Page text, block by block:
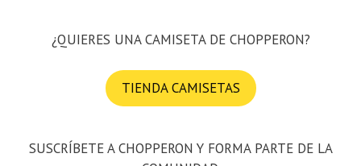
¿QUIERES UNA CAMISETA DE CHOPPERON?
TIENDA CAMISETAS
SUSCRÍBETE A CHOPPERON Y FORMA PARTE DE LA